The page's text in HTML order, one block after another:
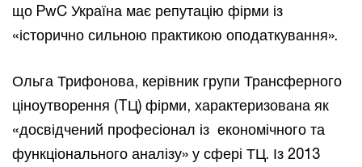
що PwC Україна має репутацію фірми із
«історично сильною практикою оподаткування».
Ольга Трифонова, керівник групи Трансферного
ціноутворення (TЦ) фірми, характеризована як
«досвідчений професіонал із економічного та
функціонального аналізу» у сфері ТЦ. Із 2013